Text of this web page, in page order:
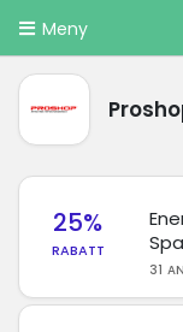
Meny
25%
RABATT
31